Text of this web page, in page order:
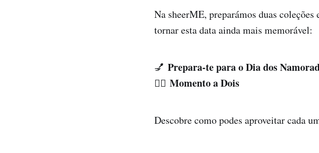
Na sheerME, preparámos duas
tornar esta data ainda mais memorável:
💅 Prepara-te para o Dia dos
💆‍♀️ Momento a Dois
Descobre como podes aproveitar cada